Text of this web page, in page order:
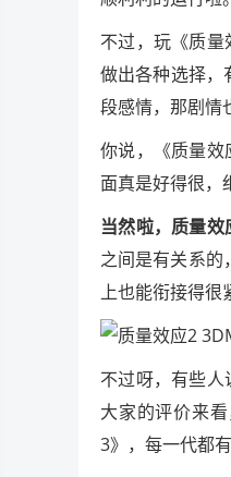
不过，玩《质量
做出各种选择，
段感情，那剧情
你说，《质量
面真是好得很，
当然啦，质量效
之间是有关系的
上也能衔接得很
不过呀，有些
大家的评价来
3》，每一代都